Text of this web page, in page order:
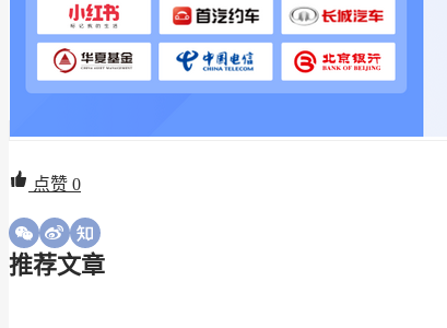
点赞 0
推荐文章